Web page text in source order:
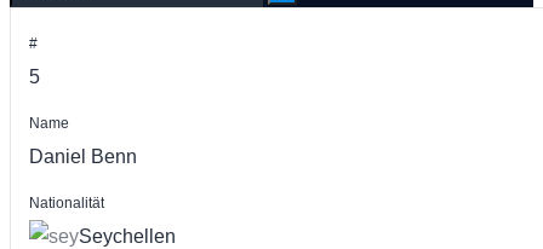
#
5
Name
Daniel Benn
Nationalität
Seychellen